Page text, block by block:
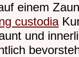
einem
custodia
und